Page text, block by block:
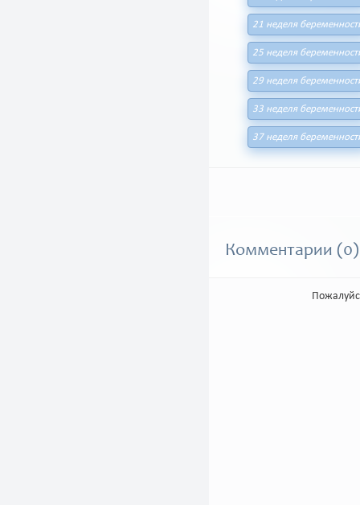
21 неделя
25 неделя
29 неделя
33 неделя
37 неделя
Комментарии (0)